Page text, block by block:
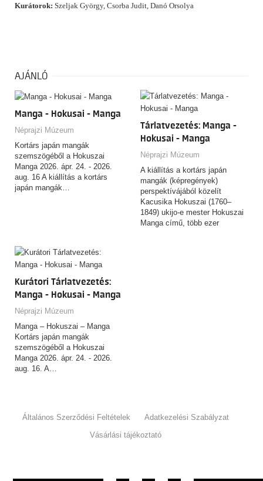
Kurátorok: Szeljak György, Csorba Judit, Danó Orsolya
AJÁNLÓ
Manga - Hokusai - Manga
Néprajzi Múzeum
Kortárs japán mangák
szemszögéből a Hokuszai
Manga 2026. ápr. 24. - 2026.
aug. 16 A kiállítás a kortárs
japán mangák…
Tárlatvezetés: Manga -
Hokusai - Manga
Néprajzi Múzeum
A kiállítás a kortárs japán
mangák (képregények)
perspektívájából közelít
Kacusika Hokuszai (1760–
1849) ukijo-e mester Hokuszai
Manga című, több ezer
Kurátori Tárlatvezetés:
Manga - Hokusai - Manga
Néprajzi Múzeum
Manga – Hokuszai – Manga
Kortárs japán mangák
szemszögéből a Hokuszai
Manga 2026. ápr. 24. - 2026.
aug. 16. A…
Általános Szerződési Feltételek
Adatkezelési Szabályzat
Vásárlási tájékoztató